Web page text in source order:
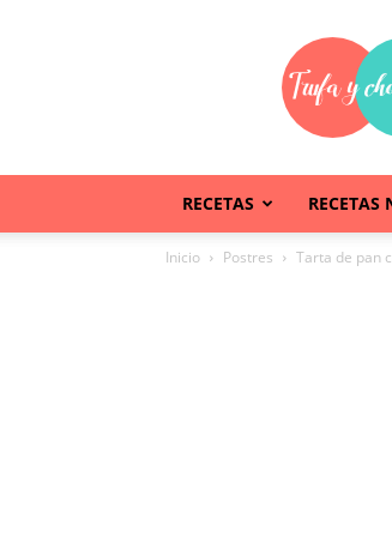
RECETAS RECETAS
Inicio Postres Tarta de pan